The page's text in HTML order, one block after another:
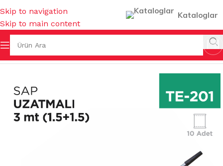
Skip to navigation
Skip to main content
Kataloglar
SAPLAR ( FIRÇA & MOP & UZATMALI ) & SAP ASKILARI